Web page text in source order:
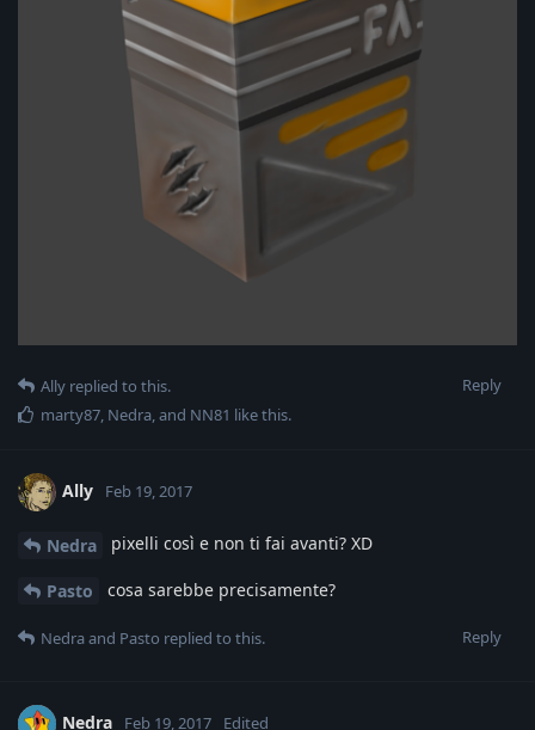
Reply
Ally replied to this.
marty87, Nedra, and NN81 like this.
Ally Feb 19, 2017
Nedra pixelli così e non ti fai avanti? XD
Pasto cosa sarebbe precisamente?
Reply
Nedraand Pasto replied to this.
Nedra Feb 19, 2017 Edited